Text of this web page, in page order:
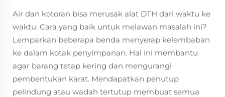
Air dan kotoran bisa merusak alat DTH dari waktu ke
waktu. Cara yang baik untuk melawan masalah ini?
Lemparkan beberapa benda menyerap kelembaban
ke dalam kotak penyimpanan. Hal ini membantu
agar barang tetap kering dan mengurangi
pembentukan karat. Mendapatkan penutup
pelindung atau wadah tertutup membuat semua